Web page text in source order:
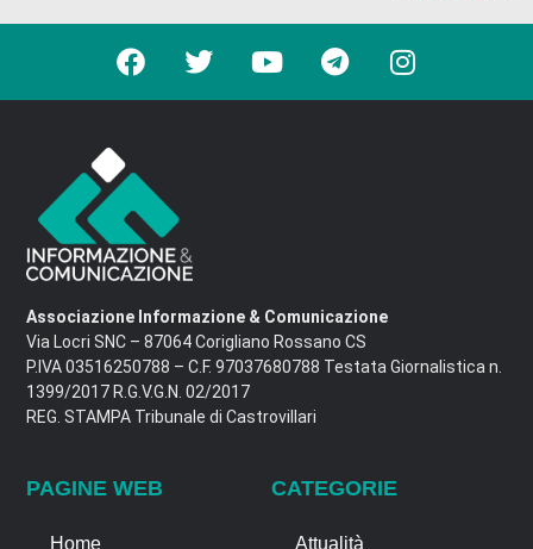
Associazione Informazione & Comunicazione
Via Locri SNC – 87064 Corigliano Rossano CS
P.IVA 03516250788 – C.F. 97037680788 Testata Giornalistica n.
1399/2017 R.G.V.G.N. 02/2017
REG. STAMPA Tribunale di Castrovillari
PAGINE WEB
Home
CATEGORIE
Attualità